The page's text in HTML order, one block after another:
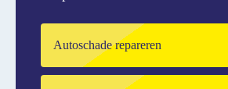
Autoschade repareren